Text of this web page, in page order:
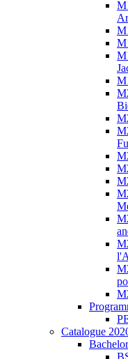
Catalogue
Bachelor